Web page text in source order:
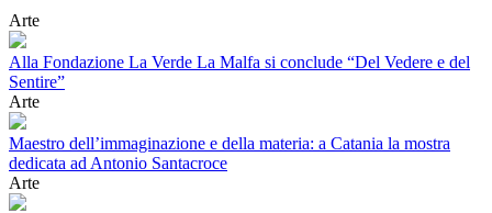
Arte
Alla Fondazione La Verde La Malfa si conclude “Del Vedere e del
Sentire”
Arte
Maestro dell’immaginazione e della materia: a Catania la mostra
dedicata ad Antonio Santacroce
Arte